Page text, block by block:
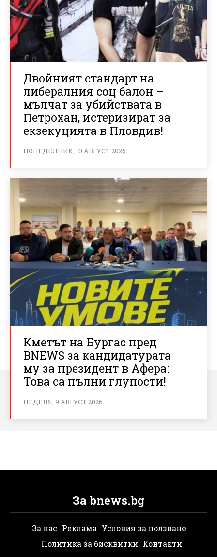
Двойният стандарт на
либералния соц балон –
мълчат за убийствата в
Петрохан, истеризират за
екзекуцията в Пловдив!
ПОНЕДЕЛНИК, 10 АВГУСТ 2026
Кметът на Бургас пред
BNEWS за кандидатурата
му за президент в Афера:
Това са пълни глупости!
НЕДЕЛЯ, 9 АВГУСТ 2026
За bnews.bg
За нас Реклама Условия за ползване
Политика за бисквитки Контакти